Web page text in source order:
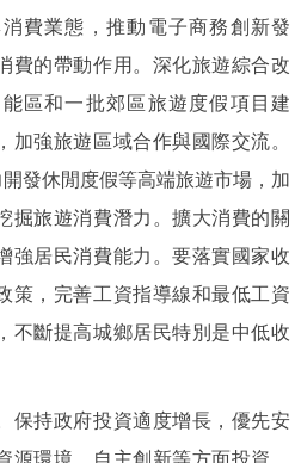
費業態，推動電子商務創新發
費的帶動作用。深化旅遊綜合改
區和一批郊區旅遊度假項目建
加強旅遊區域合作與國際交流。
發休閒度假等高端旅遊市場，加
掘旅遊消費潛力。擴大消費的關
強居民消費能力。要落實國家收
策，完善工資指導線和最低工資
不斷提高城鄉居民特別是中低收
持政府投資適度增長，優先安
源環境、自主創新等方面投資，